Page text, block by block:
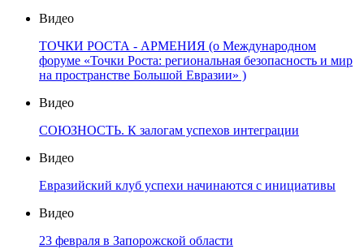
Видео
ТОЧКИ РОСТА - АРМЕНИЯ (о Международном
форуме «Точки Роста: региональная безопасность и мир
на пространстве Большой Евразии» )
Видео
СОЮЗНОСТЬ. К залогам успехов интеграции
Видео
Евразийский клуб успехи начинаются с инициативы
Видео
23 февраля в Запорожской области